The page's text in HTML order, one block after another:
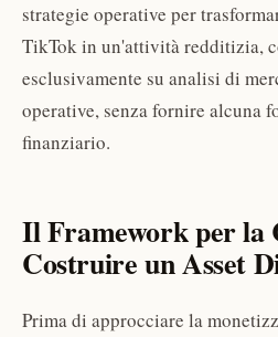
strategie operative per
TikTok in un'attività redditizia,
esclusivamente su analisi di
operative, senza fornire alcuna
finanziario.
Il Framework per la
Costruire un Asset
Prima di approcciare la